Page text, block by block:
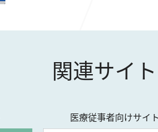
関連サイト
医療従事者向けサイト